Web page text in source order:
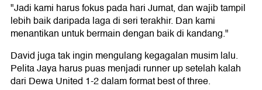
"Jadi kami harus fokus pada hari Jumat, dan wajib tampil
lebih baik daripada laga di seri terakhir. Dan kami
menantikan untuk bermain dengan baik di kandang."
David juga tak ingin mengulang kegagalan musim lalu.
Pelita Jaya harus puas menjadi runner up setelah kalah
dari Dewa United 1-2 dalam format best of three.